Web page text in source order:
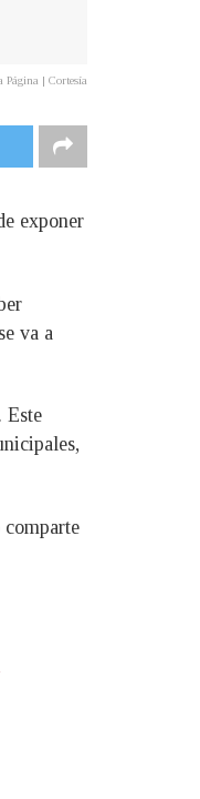
| Cortesía
exponer
va a
Este